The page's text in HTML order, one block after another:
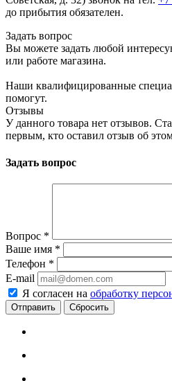
до прибытия обязателен.
Задать вопрос
Вы можете задать любой
или работе магазина.
Наши квалифицированные
помогут.
Отзывы
У данного товара нет отзывов.
первым, кто оставил отзыв об
Задать вопрос
Вопрос *
Ваше имя *
Телефон *
E-mail
Я согласен на обработку
Сбросить